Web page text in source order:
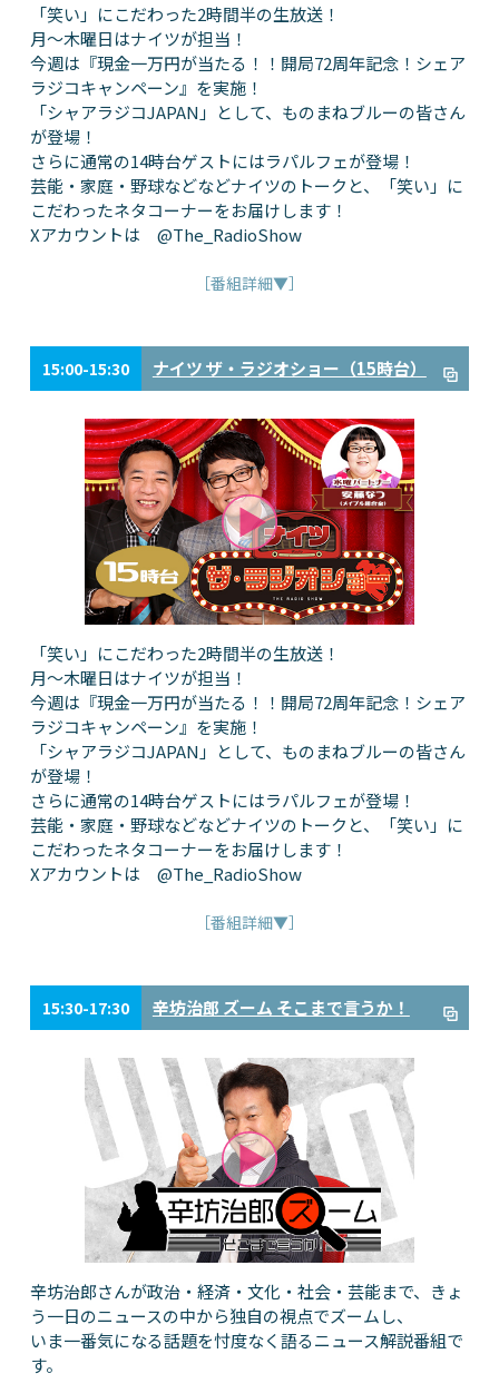
「笑い」にこだわった2時間半の生放送！
月～木曜日はナイツが担当！
今週は『現金一万円が当たる！！開局72周年記念！シェア
ラジコキャンペーン』を実施！
「シャアラジコJAPAN」として、ものまねブルーの皆さん
が登場！
さらに通常の14時台ゲストにはラパルフェが登場！
芸能・家庭・野球などなどナイツのトークと、「笑い」に
こだわったネタコーナーをお届けします！
Xアカウントは @The_RadioShow
［番組詳細▼］
15:00-15:30 ナイツ ザ・ラジオショー（15時台）
「笑い」にこだわった2時間半の生放送！
月～木曜日はナイツが担当！
今週は『現金一万円が当たる！！開局72周年記念！シェア
ラジコキャンペーン』を実施！
「シャアラジコJAPAN」として、ものまねブルーの皆さん
が登場！
さらに通常の14時台ゲストにはラパルフェが登場！
芸能・家庭・野球などなどナイツのトークと、「笑い」に
こだわったネタコーナーをお届けします！
Xアカウントは @The_RadioShow
［番組詳細▼］
15:30-17:30 辛坊治郎 ズーム そこまで言うか！
辛坊治郎さんが政治・経済・文化・社会・芸能まで、きょ
う一日のニュースの中から独自の視点でズームし、
いま一番気になる話題を忖度なく語るニュース解説番組で
す。